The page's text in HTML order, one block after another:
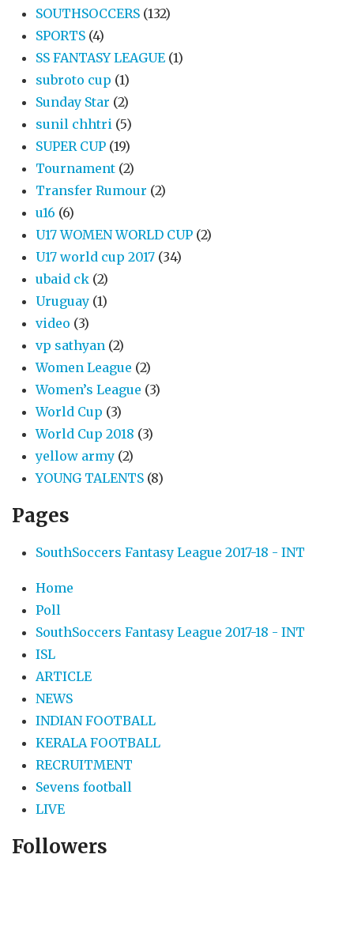
SOUTHSOCCERS (132)
SPORTS (4)
SS FANTASY LEAGUE (1)
subroto cup (1)
Sunday Star (2)
sunil chhtri (5)
SUPER CUP (19)
Tournament (2)
Transfer Rumour (2)
u16 (6)
U17 WOMEN WORLD CUP (2)
U17 world cup 2017 (34)
ubaid ck (2)
Uruguay (1)
video (3)
vp sathyan (2)
Women League (2)
Women’s League (3)
World Cup (3)
World Cup 2018 (3)
yellow army (2)
YOUNG TALENTS (8)
Pages
SouthSoccers Fantasy League 2017-18 - INT
Home
Poll
SouthSoccers Fantasy League 2017-18 - INT
ISL
ARTICLE
NEWS
INDIAN FOOTBALL
KERALA FOOTBALL
RECRUITMENT
Sevens football
LIVE
Followers